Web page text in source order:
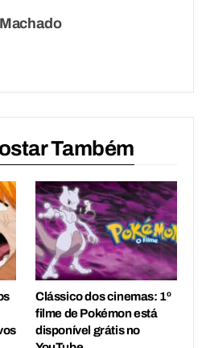
Também
Clássico dos cinemas: 1º
filme de Pokémon está
disponível grátis no